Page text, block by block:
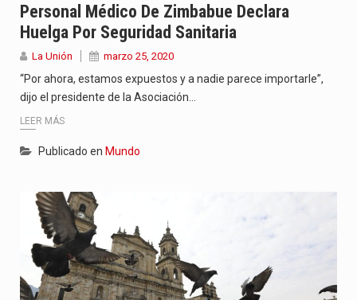
Personal Médico De Zimbabue Declara
Huelga Por Seguridad Sanitaria
La Unión marzo 25, 2020
“Por ahora, estamos expuestos y a nadie parece importarle”,
dijo el presidente de la Asociación…
LEER MÁS
Publicado en Mundo